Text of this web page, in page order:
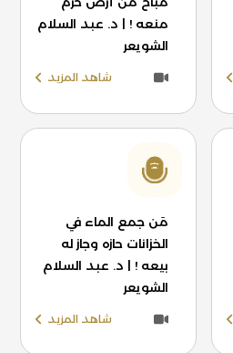
منعه ! | د. عبد السلام
الشويعر
شاهد المزيد
مَن جمع الماء في
الخزانات حازه وجاز له
بيعه ! | د. عبد السلام
الشويعر
شاهد المزيد